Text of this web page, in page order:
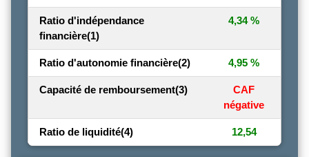
Ratio d'indépendance
financière(1)
4,34 %
Ratio d'autonomie financière(2) 4,95 %
Capacité de remboursement(3)
CAF
négative
Ratio de liquidité(4) 12,54